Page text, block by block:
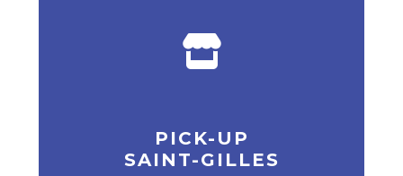
PICK-UP
SAINT-GILLES